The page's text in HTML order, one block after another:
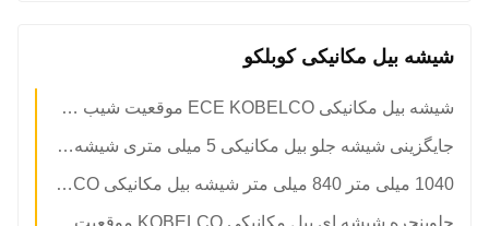
شیشه بیل مکانیکی کوبلکو
شیشه بیل مکانیکی ECE KOBELCO موقعیت شیب سمت چپ NO.1 پنجره شیشه جلو
جایگزینی شیشه جلو بیل مکانیکی 5 میلی متری شیشه سکوریت سبز برای شیشه جلو
1040 میلی متر 840 میلی متر شیشه بیل مکانیکی KOBELCO جلو رو به بالا موقعیت A